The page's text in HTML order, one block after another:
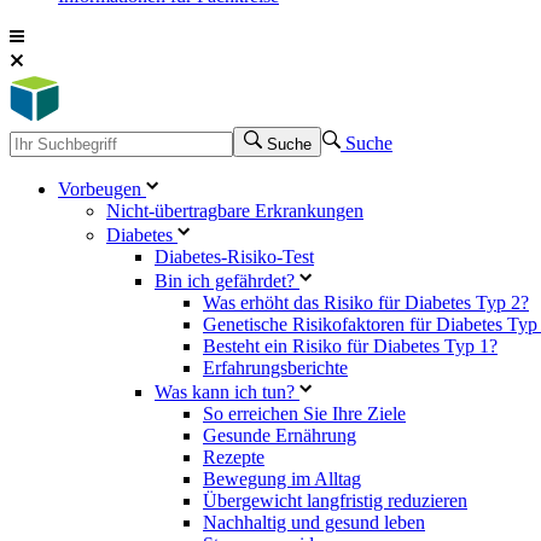
Suche Suche
Vorbeugen
Nicht-übertragbare Erkrankungen
Diabetes
Diabetes-Risiko-Test
Bin ich gefährdet?
Was erhöht das Risiko für Diabetes Typ 2?
Genetische Risikofaktoren für Diabetes Typ
Besteht ein Risiko für Diabetes Typ 1?
Erfahrungsberichte
Was kann ich tun?
So erreichen Sie Ihre Ziele
Gesunde Ernährung
Rezepte
Bewegung im Alltag
Übergewicht langfristig reduzieren
Nachhaltig und gesund leben